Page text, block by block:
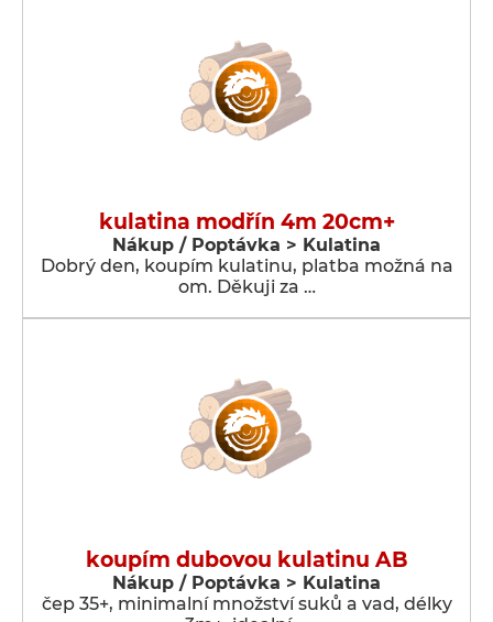
kulatina modřín 4m 20cm+
Nákup / Poptávka > Kulatina
Dobrý den, koupím kulatinu, platba možná na
om. Děkuji za …
koupím dubovou kulatinu AB
Nákup / Poptávka > Kulatina
čep 35+, minimalní množství suků a vad, délky